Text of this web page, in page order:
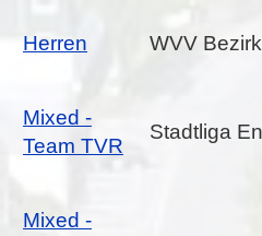
Herren WVV
Mixed -
Team TVR
Stadtliga
Mixed -